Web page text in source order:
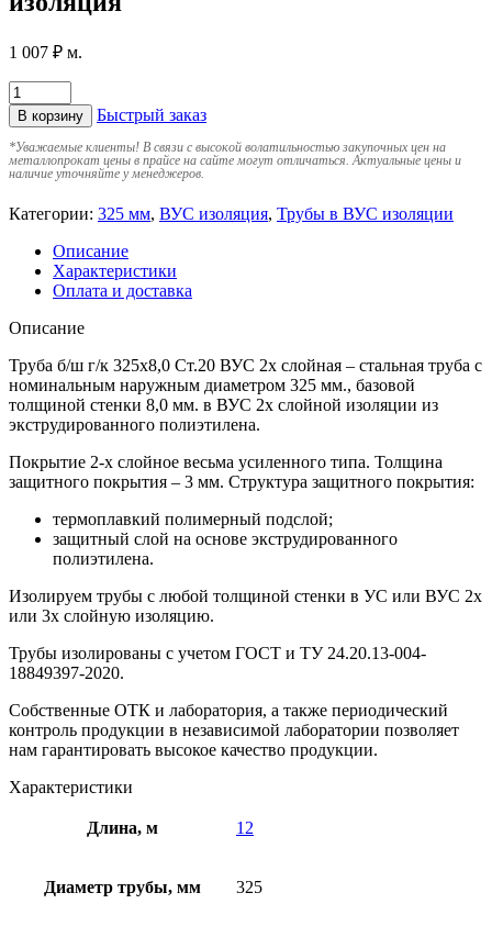
1 007 ₽ м.
В корзину Быстрый заказ
*Уважаемые клиенты! В связи с высокой волатильностью закупочных цен на
металлопрокат цены в прайсе на сайте могут отличаться. Актуальные цены и
наличие уточняйте у менеджеров.
Категории: 325 мм, ВУС изоляция, Трубы в ВУС изоляции
Описание
Характеристики
Оплата и доставка
Описание
Труба б/ш г/к 325х8,0 Ст.20 ВУС 2х слойная – стальная труба с
номинальным наружным диаметром 325 мм., базовой
толщиной стенки 8,0 мм. в ВУС 2х слойной изоляции из
экструдированного полиэтилена.
Покрытие 2-х слойное весьма усиленного типа. Толщина
защитного покрытия – 3 мм. Структура защитного покрытия:
термоплавкий полимерный подслой;
защитный слой на основе экструдированного
полиэтилена.
Изолируем трубы с любой толщиной стенки в УС или ВУС 2х
или 3х слойную изоляцию.
Трубы изолированы с учетом ГOCT и TУ 24.20.13-004-
18849397-2020.
Собственные ОТК и лаборатория, а также периодический
контроль продукции в независимой лаборатории позволяет
нам гарантировать высокое качество продукции.
Характеристики
Длина, м 12
Диаметр трубы, мм 325